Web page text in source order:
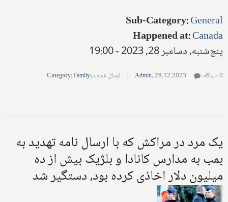
Sub-Category:General
Happened at:Canada
پنج‌شنبه, دسامبر 28, 2023 - 19:00
Admin,28.12.2023
| ارسال شده در Category:Family 0 دیدگاه
یک مرد در مراکش که با ارسال نامه تهدید به
بمب به مدارس کانادا و بلژیک بیش از ده
میلیون دلار اخاذی کرده بود، دستگیر شد